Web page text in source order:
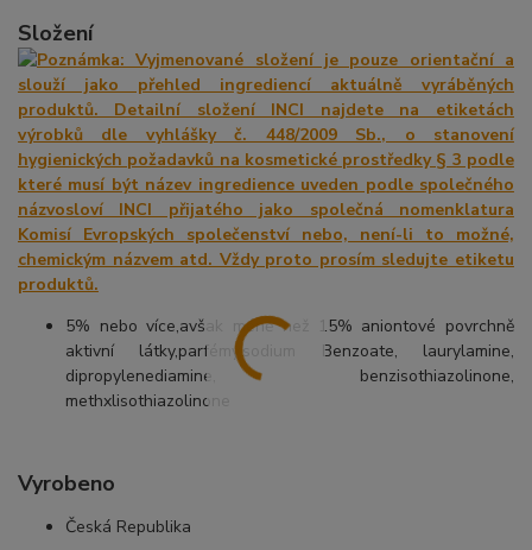
Složení
5% nebo více,avšak méně než 15% aniontové povrchně
aktivní látky,parfémy,sodium Benzoate, laurylamine,
dipropylenediamine, benzisothiazolinone,
methxlisothiazolinone
Vyrobeno
Česká Republika